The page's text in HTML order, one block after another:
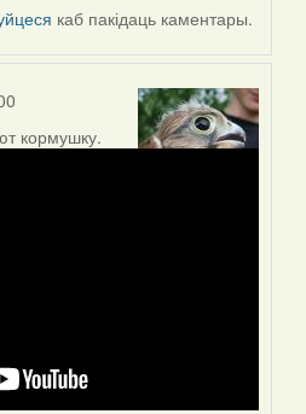
каб пакідаць каментары.
кормушку.